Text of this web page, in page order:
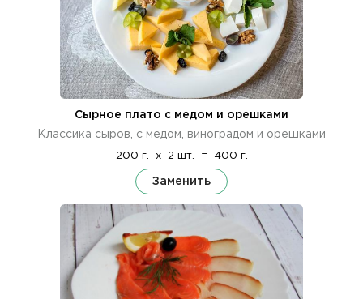
Сырное плато с медом и орешками
Классика сыров, с медом, виноградом и орешками
200 г. x 2 шт. = 400 г.
Заменить